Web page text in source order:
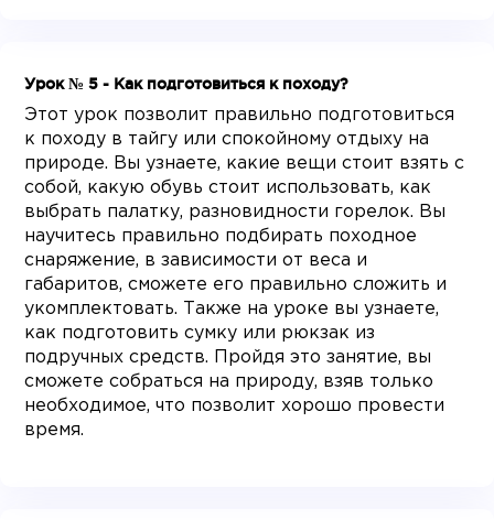
Урок № 5 - Как подготовиться к походу?
Этот урок позволит правильно подготовиться
к походу в тайгу или спокойному отдыху на
природе. Вы узнаете, какие вещи стоит взять с
собой, какую обувь стоит использовать, как
выбрать палатку, разновидности горелок. Вы
научитесь правильно подбирать походное
снаряжение, в зависимости от веса и
габаритов, сможете его правильно сложить и
укомплектовать. Также на уроке вы узнаете,
как подготовить сумку или рюкзак из
подручных средств. Пройдя это занятие, вы
сможете собраться на природу, взяв только
необходимое, что позволит хорошо провести
время.